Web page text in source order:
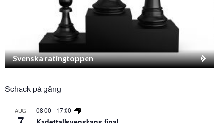
Svenska ratingtoppen
Schack på gång
AUG 08:00 - 17:00